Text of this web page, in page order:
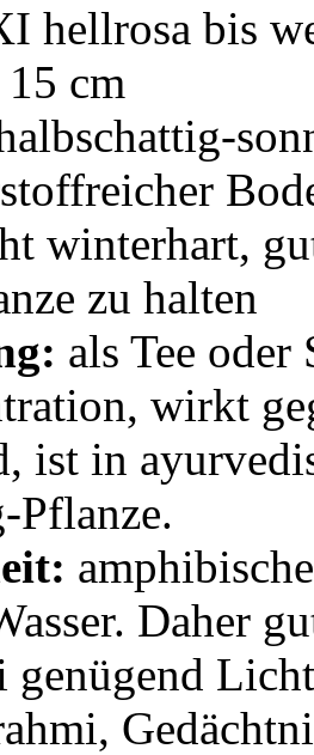
hellrosa bis
cm
winterhart,
zu halten
als Tee oder
wirkt
ist in
Daher